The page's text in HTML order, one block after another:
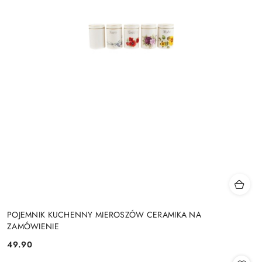
POJEMNIK KUCHENNY MIEROSZÓW CERAMIKA NA
ZAMÓWIENIE
Cena:
49.90